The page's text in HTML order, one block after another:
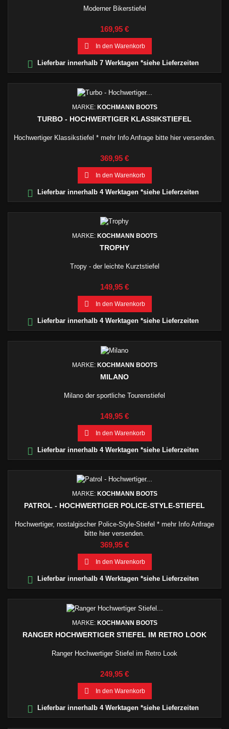
Moderner Bikerstiefel
Preis
169,95 €
 In den Warenkorb
 Lieferbar innerhalb 7 Werktagen *siehe Lieferzeiten
MARKE: KOCHMANN BOOTS
TURBO - HOCHWERTIGER KLASSIKSTIEFEL
Hochwertiger Klassikstiefel * mehr Info Anfrage bitte hier versenden.
Preis
369,95 €
 In den Warenkorb
 Lieferbar innerhalb 4 Werktagen *siehe Lieferzeiten
MARKE: KOCHMANN BOOTS
TROPHY
Tropy - der leichte Kurztstiefel
Preis
149,95 €
 In den Warenkorb
 Lieferbar innerhalb 4 Werktagen *siehe Lieferzeiten
MARKE: KOCHMANN BOOTS
MILANO
Milano der sportliche Tourenstiefel
Preis
149,95 €
 In den Warenkorb
 Lieferbar innerhalb 4 Werktagen *siehe Lieferzeiten
MARKE: KOCHMANN BOOTS
PATROL - HOCHWERTIGER POLICE-STYLE-STIEFEL
Hochwertiger, nostalgischer Police-Style-Stiefel * mehr Info Anfrage
bitte hier versenden.
Preis
369,95 €
 In den Warenkorb
 Lieferbar innerhalb 4 Werktagen *siehe Lieferzeiten
MARKE: KOCHMANN BOOTS
RANGER HOCHWERTIGER STIEFEL IM RETRO LOOK
Ranger Hochwertiger Stiefel im Retro Look
Preis
249,95 €
 In den Warenkorb
 Lieferbar innerhalb 4 Werktagen *siehe Lieferzeiten